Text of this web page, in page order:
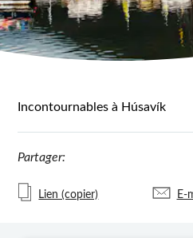
Incontournables à Húsavík
Partager:
Lien (copier) E-